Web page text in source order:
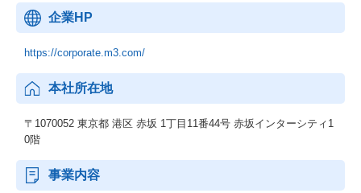
企業HP
https://corporate.m3.com/
本社所在地
〒1070052 東京都 港区 赤坂 1丁目11番44号 赤坂インターシティ1
0階
事業内容